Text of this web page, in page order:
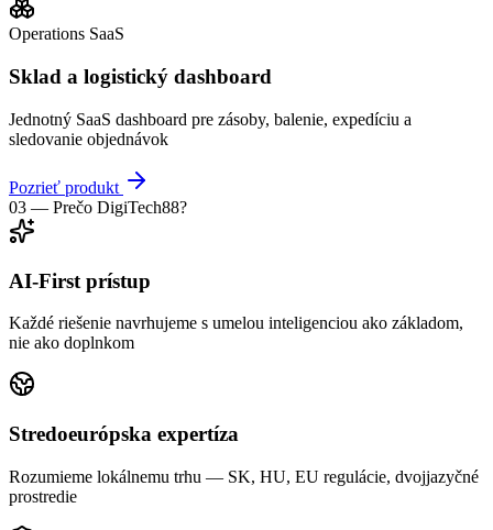
Operations SaaS
Sklad a logistický dashboard
Jednotný SaaS dashboard pre zásoby, balenie, expedíciu a
sledovanie objednávok
Pozrieť produkt
03 — Prečo DigiTech88?
AI-First prístup
Každé riešenie navrhujeme s umelou inteligenciou ako základom,
nie ako doplnkom
Stredoeurópska expertíza
Rozumieme lokálnemu trhu — SK, HU, EU regulácie, dvojjazyčné
prostredie